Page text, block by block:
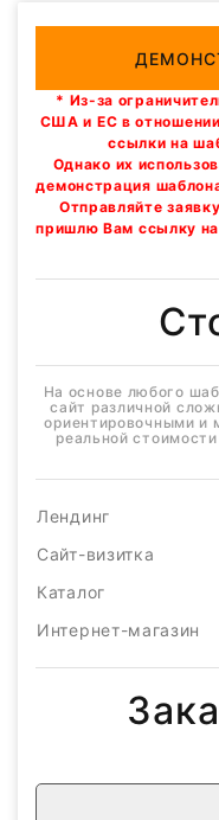
* Из-за
США и ЕС в
ссылки на
Однако их
демонстрация
Отправляйте
пришлю Вам ссылку
На основе любого
сайт различной
ориентировочными и
реальной стоимости
Лендинг
Сайт-визитка
Каталог
Интернет-магазин